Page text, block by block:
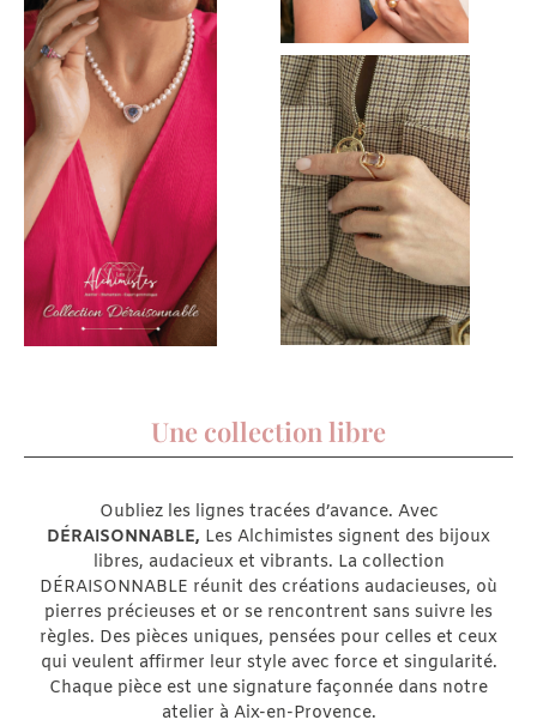
Une collection libre
Oubliez les lignes tracées d’avance. Avec
DÉRAISONNABLE, Les Alchimistes signent des bijoux
libres, audacieux et vibrants. La collection
DÉRAISONNABLE réunit des créations audacieuses, où
pierres précieuses et or se rencontrent sans suivre les
règles. Des pièces uniques, pensées pour celles et ceux
qui veulent affirmer leur style avec force et singularité.
Chaque pièce est une signature façonnée dans notre
atelier à Aix-en-Provence.